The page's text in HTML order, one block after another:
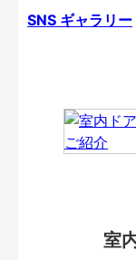
SNS ギャラリー
室